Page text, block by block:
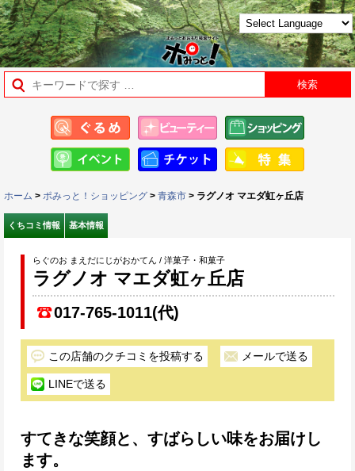
ホーム > ポみっと！ショッピング > 青森市 > ラグノオ マエダ虹ヶ丘店
くちコミ情報 基本情報
らぐのお まえだにじがおかてん / 洋菓子・和菓子
ラグノオ マエダ虹ヶ丘店
017-765-1011(代)
この店舗のクチコミを投稿する メールで送る
LINEで送る
すてきな笑顔と、すばらしい味をお届けし
ます。